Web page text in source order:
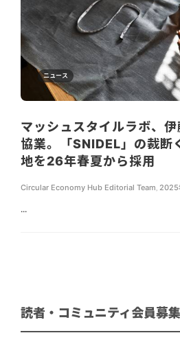
ニュース
マッシュスタイルラボ、
協業。「SNIDEL」の裁断
地を26年春夏から採用
Circular Economy Hub Editorial Team 2025
...
読者・コミュニティ会員募集